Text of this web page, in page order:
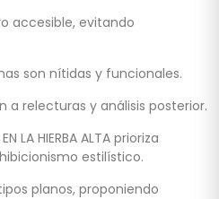
accesible, evitando
son nítidas y funcionales.
a relecturas y análisis posterior.
LA HIERBA ALTA prioriza
estilístico.
planos, proponiendo